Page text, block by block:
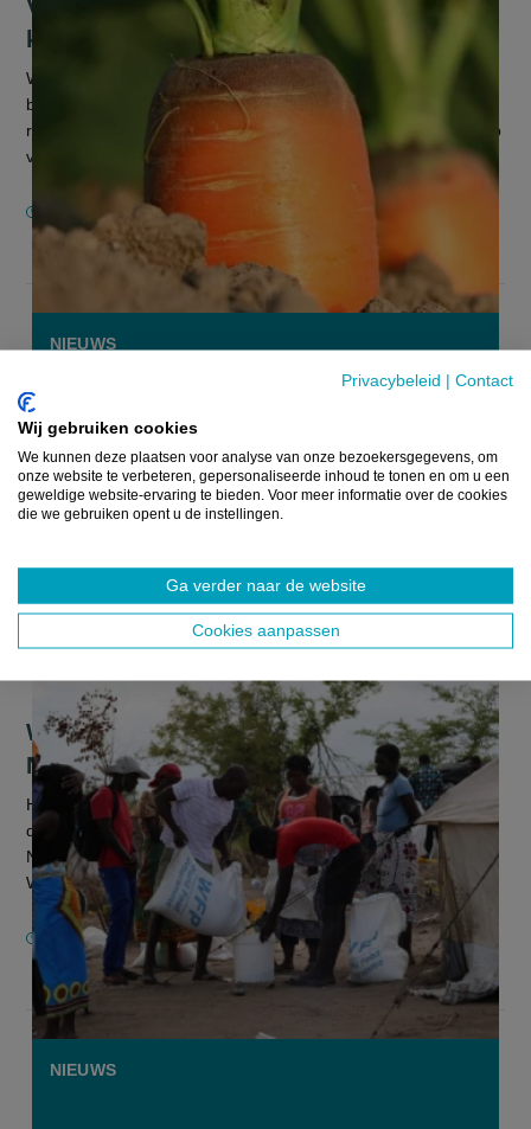
Privacybeleid | Contact
Wij gebruiken cookies
We kunnen deze plaatsen voor analyse van onze bezoekersgegevens, om
onze website te verbeteren, gepersonaliseerde inhoud te tonen en om u een
geweldige website-ervaring te bieden. Voor meer informatie over de cookies
die we gebruiken opent u de instellingen.
Ga verder naar de website
Cookies aanpassen
Vlaamse voedselstrategie moet hele
keten duurzamer en innovatiever maken
We mogen best wat trotser zijn op de voedingsproducten van
bij ons en meer belang hechten aan de producten die
rechtstreeks van bij onze boeren komen. Dat is de boodschap
van Vlaams minister...
16 OKTOBER 2020
Wereldvoedselprogramma VN wint
Nobelprijs voor de Vrede
Het Wereldvoedselprogramma van de Verenigde Naties heeft
de Nobelprijs voor de Vrede ontvangen. Het Noorse
Nobelprijscomité loofde de inspanningen van het
Wereldvoedselprogramma om honger te...
9 OKTOBER 2020
NIEUWS
NIEUWS